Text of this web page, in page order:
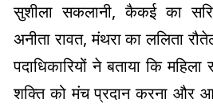
सुशीला सकलानी, कैकई का
अनीता रावत, मंथरा का ललिता
पदाधिकारियों ने बताया कि महिला
शक्ति को मंच प्रदान करना और